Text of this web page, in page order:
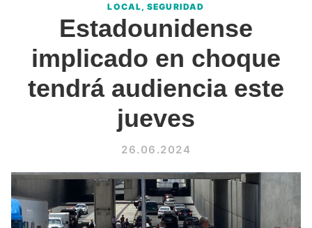
la
frontera
LOCAL, SEGURIDAD
Estadounidense
implicado en choque
tendrá audiencia este
jueves
26.06.2024